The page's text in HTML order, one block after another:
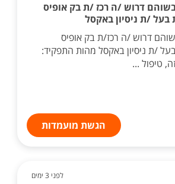
דרוש /ה רכז /ת בק אופיס
/ת ניסיון באקסל
דרוש /ה רכז/ת בק אופיס
/ת ניסיון באקסל מהות התפקיד:
טיפול ...
הגשת מועמדות
לפני 3 ימים